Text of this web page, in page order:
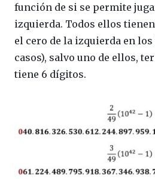
función de si se permite
izquierda. Todos ellos
el cero de la izquierda en
casos), salvo uno de ellos,
tiene 6 dígitos.